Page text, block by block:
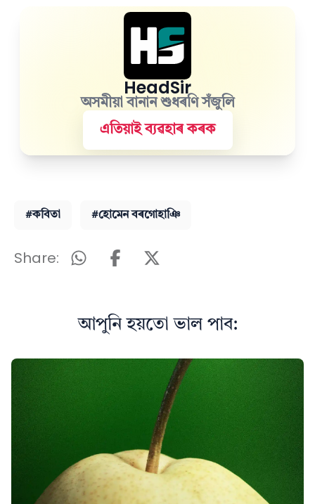
HeadSir
অসমীয়া বানান শুধৰণি সঁজুলি
এতিয়াই ব্যৱহাৰ কৰক
#কবিতা #হোমেন বৰগোহাঞি
Share:
আপুনি হয়তো ভাল পাব: